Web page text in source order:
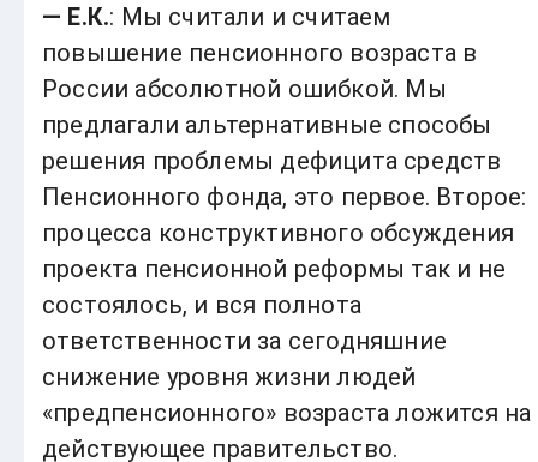
— Е.К.: Мы считали и считаем
повышение пенсионного возраста в
России абсолютной ошибкой. Мы
предлагали альтернативные способы
решения проблемы дефицита средств
Пенсионного фонда, это первое. Второе:
процесса конструктивного обсуждения
проекта пенсионной реформы так и не
состоялось, и вся полнота
ответственности за сегодняшние
снижение уровня жизни людей
«предпенсионного» возраста ложится на
действующее правительство.